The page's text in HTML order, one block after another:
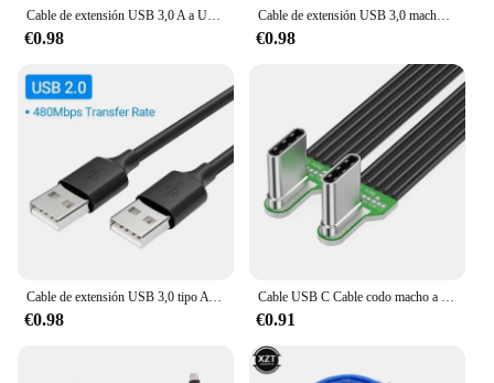
Cable de extensión USB 3,0 A a USB A macho, Cable USB de doble extremo para disco duro, reproductor de DVD, enfriador de ordenador portátil, transmisión de datos de alta velocidad
€0.98
Cable de extensión USB 3,0 macho a macho USB3.0 2,0 Cable extensor USB A transmisión de datos de alta velocidad para radiador de disco duro
€0.98
Cable de extensión USB 3,0 tipo A macho a macho AM a AM 4,8 Gbps compatible con Cable de línea de transmisión de datos USB2.0 para ordenador portátil
€0.98
Cable USB C Cable codo macho a macho Carga velocidad y sincronización datos para teléfonos, tabletas y más
€0.91